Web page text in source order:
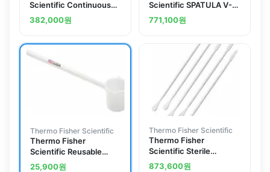
Scientific Continuous
Thinwall Biopharm T
(1428321)
382,000원
Scientific SPATULA V-
SCOOP SPOON 100/CS
(1424598)
771,100원
Thermo Fisher Scientific
Thermo Fisher
Scientific Reusable
Polyethylene Ladles
25,900원
Thermo Fisher Scientific
Thermo Fisher
Scientific Sterile
Spatulas, small spoon
873,600원